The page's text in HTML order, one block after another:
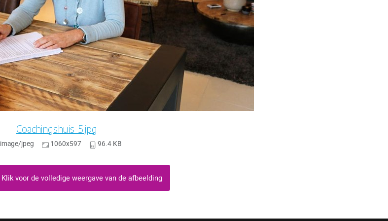
Coachingshuis-5.jpg
image/jpeg 1060x597 96.4 KB
Klik voor de volledige weergave van de afbeelding